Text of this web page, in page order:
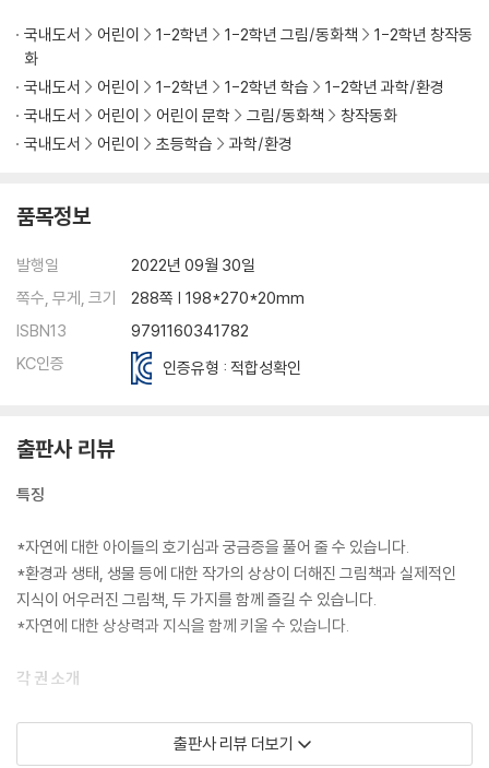
국내도서 어린이 1-2학년 1-2학년 그림/동화책
1-2학년 창작동
화
국내도서
어린이 1-2학년 1-2학년 학습
1-2학년 과학/환경
국내도서
어린이 어린이 문학 그림/동화책
창작동화
국내도서
어린이 초등학습 과학/환경
품목정보
발행일
2022년 09월 30일
쪽수, 무게, 크기
288쪽 | 198*270*20mm
ISBN13
9791160341782
KC인증
인증유형 : 적합성확인
출판사 리뷰
특징
*자연에 대한 아이들의 호기심과 궁금증을 풀어 줄 수 있습니다.
*환경과 생태, 생물 등에 대한 작가의 상상이 더해진 그림책과 실제적인
지식이 어우러진 그림책, 두 가지를 함께 즐길 수 있습니다.
*자연에 대한 상상력과 지식을 함께 키울 수 있습니다.
각 권 소개
01. 강물이 이야기(카트린 르파주 글·그림/ 권지현 옮김)
자연과 인간이 하나로 연결돼 있음을 일깨우는 환경 그림책
출판사 리뷰 더보기